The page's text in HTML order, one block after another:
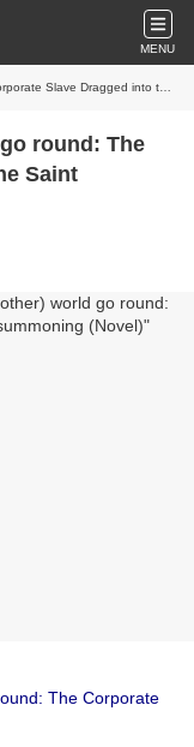
MENU
into the Saint summoning (Novel)
round: The
Saint
The Corporate